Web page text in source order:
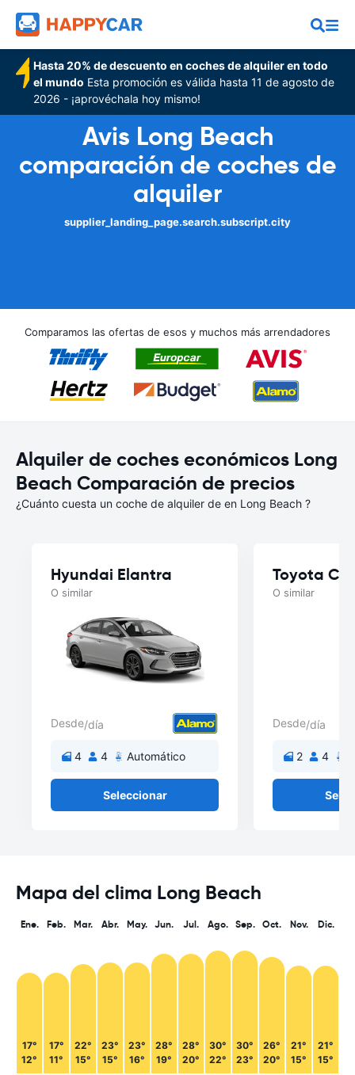
Hasta 20% de descuento en coches de alquiler en todo
el mundo Esta promoción es válida hasta 11 de agosto de
2026 - ¡aprovéchala hoy mismo!
Avis Long Beach
comparación de coches de
alquiler
supplier_landing_page.search.subscript.city
Comparamos las ofertas de esos y muchos más arrendadores
Alquiler de coches económicos Long
Beach Comparación de precios
¿Cuánto cuesta un coche de alquiler de en Long Beach ?
Hyundai Elantra
O similar
Desde/día
4 4 Automático
Seleccionar
Toyota
O similar
Desde/día
2 4
Mapa del clima Long Beach
Ene.
17°
12°
Feb.
17°
11°
Mar.
22°
15°
Abr.
23°
15°
May.
23°
16°
Jun.
28°
19°
Jul.
28°
20°
Ago.
30°
22°
Sep.
30°
23°
Oct.
26°
20°
Nov.
21°
15°
Dic.
21°
15°